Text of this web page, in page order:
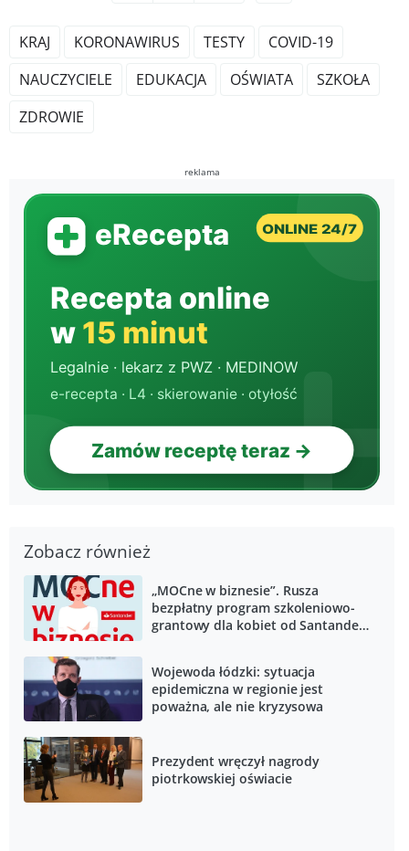
KRAJ KORONAWIRUS TESTY
COVID-19
NAUCZYCIELE
EDUKACJA OŚWIATA
SZKOŁA
ZDROWIE
reklama
Zobacz również
„MOCne w biznesie”. Rusza
bezpłatny program szkoleniowo-
grantowy dla kobiet od Santander
Wojewoda łódzki: sytuacja
epidemiczna w regionie jest
poważna, ale nie kryzysowa
Prezydent wręczył nagrody
piotrkowskiej oświacie